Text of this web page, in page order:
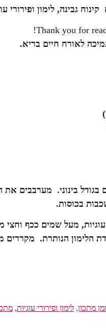
קינוח גבינה, לימון ופירורי
Thank you for
לאורח חיים בריא.
)
בגודל בינוני. מערבבים את
בכוסות.
מעל שמים ככף וחצי
הלימון הנותרת. מקררים
מתכון, לימון ופירורי עוגיות,